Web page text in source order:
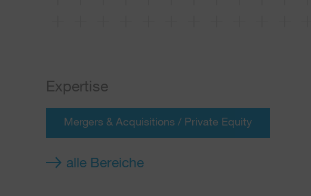
Expertise
Mergers & Acquisitions / Private Equity
alle Bereiche